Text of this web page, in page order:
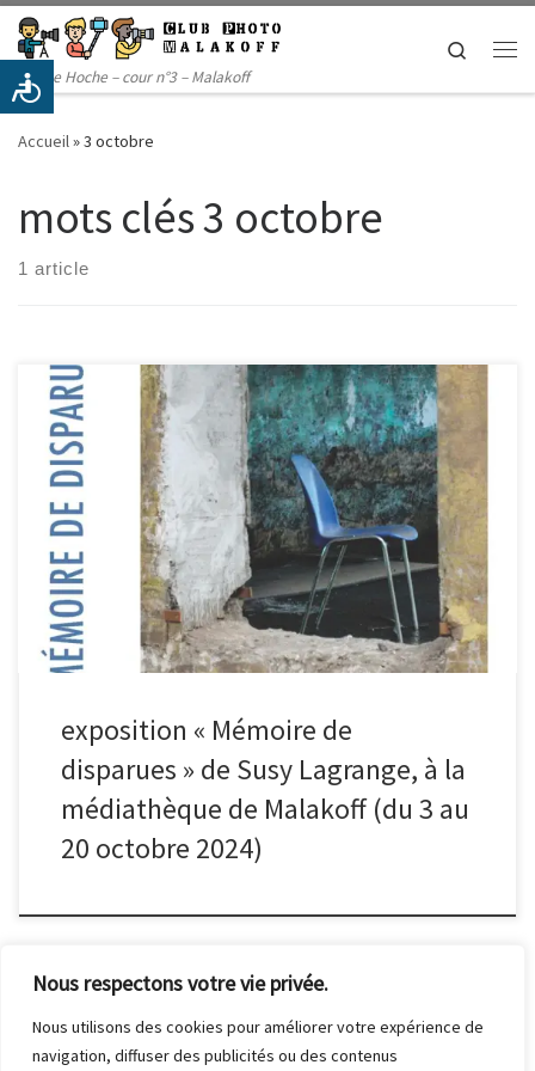
Nous respectons votre vie privée.
Nous utilisons des cookies pour améliorer votre expérience de
navigation, diffuser des publicités ou des contenus
Passer au contenu
14 rue Hoche – cour n°3 – Malakoff
Search
Accueil»3 octobre
mots clés 3 octobre
1 article
Plus d’infos :
exposition « Mémoire de
disparues » de Susy Lagrange, à la
médiathèque de Malakoff (du 3 au
20 octobre 2024)